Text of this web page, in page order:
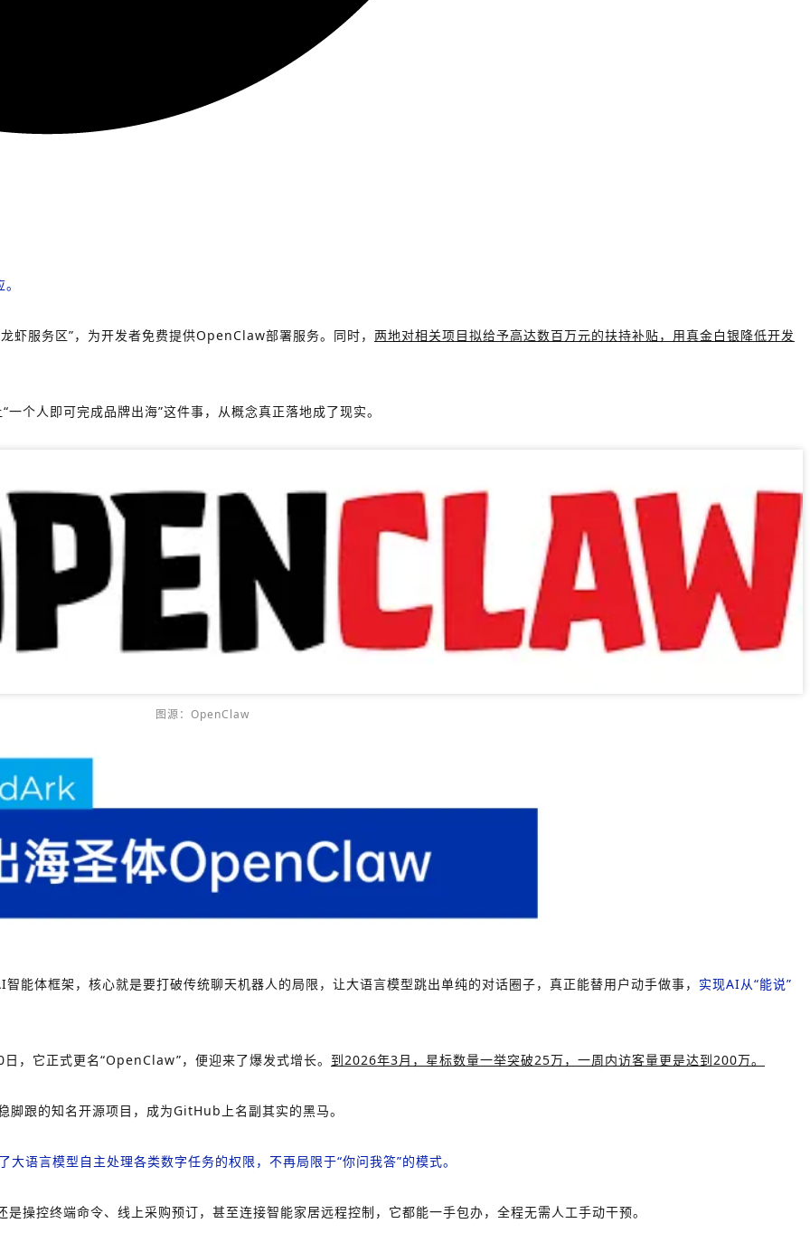
虾服务区”，为开发者免费提供OpenClaw部署服务。同时， 两地对相关项目拟给予高达数百万元的扶持补贴，用真金白银降低开发
一个人即可完成品牌出海”这件事，从概念真正落地成了现实。
图源：OpenClaw
体框架，核心就是要打破传统聊天机器人的局限，让大语言模型跳出单纯的对话圈子，真正能替用户动手做事， 实现AI从“能说”
，它正式更名“OpenClaw”，便迎来了爆发式增长。 到2026年3月，星标数量一举突破25万，一周内访客量更是达到200万。
跟的知名开源项目，成为GitHub上名副其实的黑马。
大语言模型自主处理各类数字任务的权限，不再局限于“你问我答”的模式。
操控终端命令、线上采购预订，甚至连接智能家居远程控制，它都能一手包办，全程无需人工手动干预。